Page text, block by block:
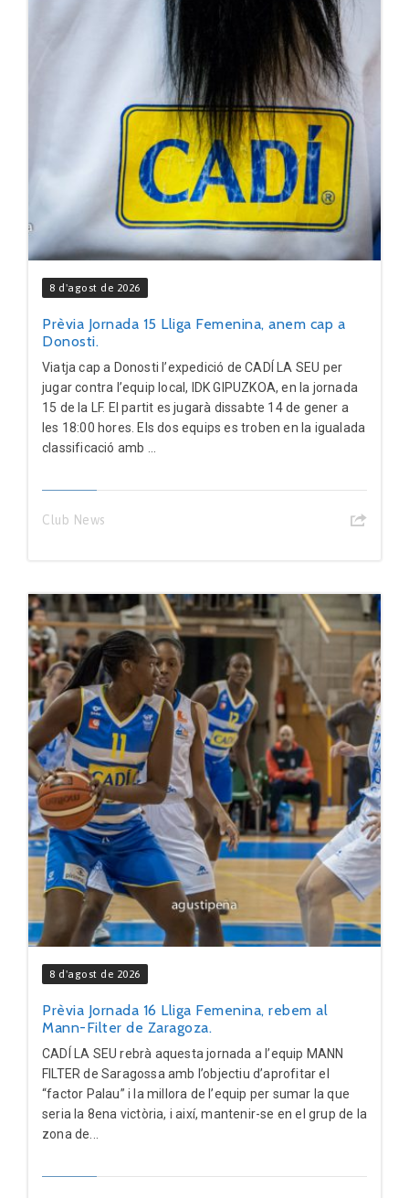
8 d'agost de 2026
Prèvia Jornada 15 Lliga Femenina, anem cap a
Donosti.
Viatja cap a Donosti l’expedició de CADÍ LA SEU per
jugar contra l’equip local, IDK GIPUZKOA, en la jornada
15 de la LF. El partit es jugarà dissabte 14 de gener a
les 18:00 hores. Els dos equips es troben en la igualada
classificació amb ...
Club News
8 d'agost de 2026
Prèvia Jornada 16 Lliga Femenina, rebem al
Mann-Filter de Zaragoza.
CADÍ LA SEU rebrà aquesta jornada a l’equip MANN
FILTER de Saragossa amb l’objectiu d’aprofitar el
“factor Palau” i la millora de l’equip per sumar la que
seria la 8ena victòria, i així, mantenir-se en el grup de la
zona de...